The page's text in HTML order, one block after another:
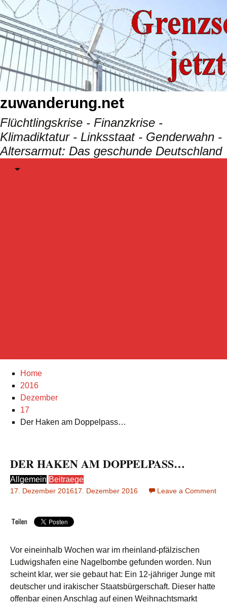
Skip
to
content
zuwanderung.net
Flüchtlingskrise - Finanzkrise -
Klimadiktatur - Linksstaat - Genderwahn -
Altersarmut: Das geschunde Deutschland
Menu
Home
2016
Dezember
17
Der Haken am Doppelpass…
DER HAKEN AM DOPPELPASS…
Allgemein Beitraege
17. Dezember 201617. Dezember 2016 Leave a Comment
Vor eineinhalb Wochen war im rheinland-pfälzischen
Ludwigshafen eine Nagelbombe gefunden worden. Nun
scheint klar, wer sie gebaut hat: Ein 12-jähriger Junge mit
deutscher und irakischer Staatsbürgerschaft. Dieser hatte
offenbar einen Anschlag auf einen Weihnachtsmarkt